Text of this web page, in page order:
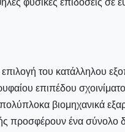
φυσικές επιδόσεις σε
του κατάλληλου
επιπέδου
πολύπλοκα βιομηχανικά
προσφέρουν ένα σύνολο